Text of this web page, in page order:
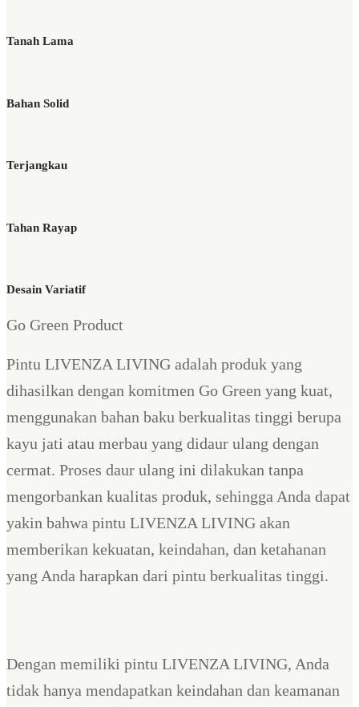
Tanah Lama
Bahan Solid
Terjangkau
Tahan Rayap
Desain Variatif
Go Green Product
Pintu LIVENZA LIVING adalah produk yang
dihasilkan dengan komitmen Go Green yang kuat,
menggunakan bahan baku berkualitas tinggi berupa
kayu jati atau merbau yang didaur ulang dengan
cermat. Proses daur ulang ini dilakukan tanpa
mengorbankan kualitas produk, sehingga Anda dapat
yakin bahwa pintu LIVENZA LIVING akan
memberikan kekuatan, keindahan, dan ketahanan
yang Anda harapkan dari pintu berkualitas tinggi.
Dengan memiliki pintu LIVENZA LIVING, Anda
tidak hanya mendapatkan keindahan dan keamanan